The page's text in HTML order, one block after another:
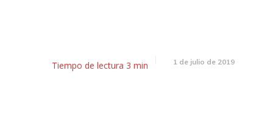
Tiempo de lectura 3 min 1 de julio de 2019